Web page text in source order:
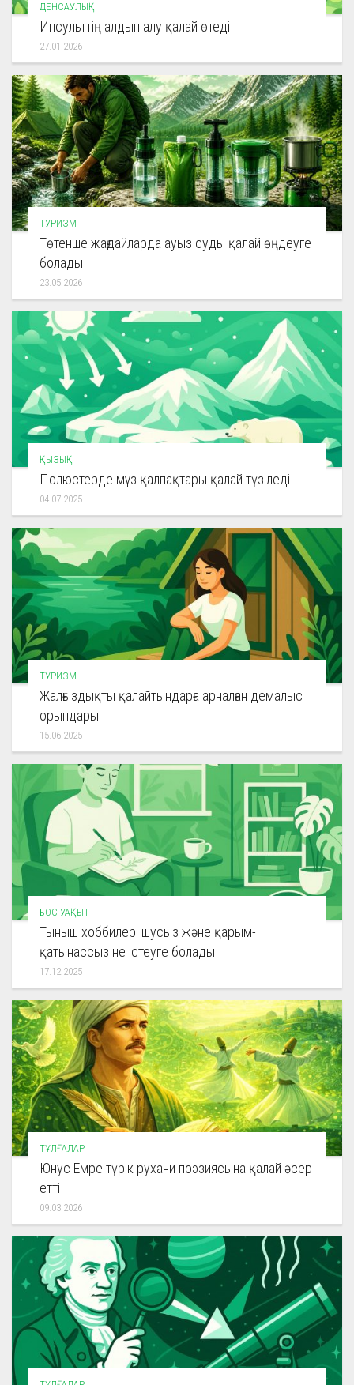
ДЕНСАУЛЫҚ
Инсульттің алдын алу қалай өтеді
27.01.2026
ТУРИЗМ
Төтенше жағдайларда ауыз суды қалай өңдеуге
болады
23.05.2026
ҚЫЗЫҚ
Полюстерде мұз қалпақтары қалай түзіледі
04.07.2025
ТУРИЗМ
Жалғыздықты қалайтындарға арналған демалыс
орындары
15.06.2025
БОС УАҚЫТ
Тыныш хоббилер: шусыз және қарым-
қатынассыз не істеуге болады
17.12.2025
ТҰЛҒАЛАР
Юнус Емре түрік рухани поэзиясына қалай әсер
етті
09.03.2026